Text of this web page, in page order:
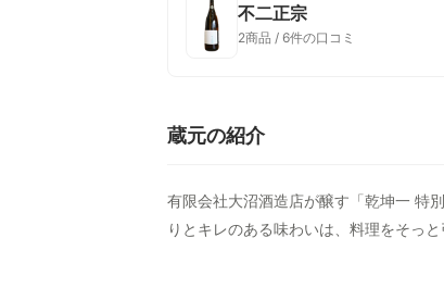
不二正宗
2商品 / 6件の口コミ
蔵元の紹介
有限会社大沼酒造店が醸す「乾坤一 特
りとキレのある味わいは、料理をそっ